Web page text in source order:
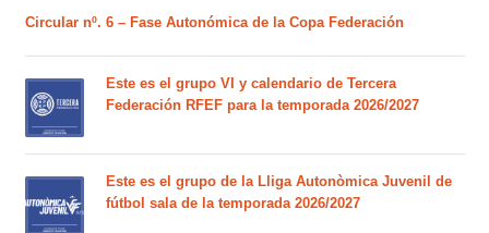
Circular nº. 6 – Fase Autonómica de la Copa Federación
Este es el grupo VI y calendario de Tercera
Federación RFEF para la temporada 2026/2027
Este es el grupo de la Lliga Autonòmica Juvenil de
fútbol sala de la temporada 2026/2027